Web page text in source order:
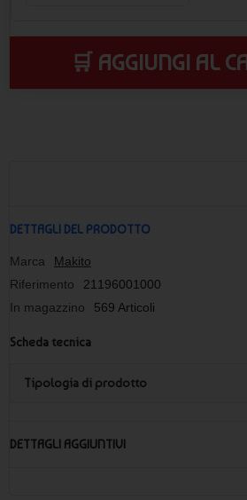
🛒 AGGIUNGI AL
DETTAGLI DEL PRODOTTO
Marca
Makito
Riferimento
21196001000
In magazzino
569 Articoli
Scheda tecnica
Tipologia di prodotto
DETTAGLI AGGIUNTIVI